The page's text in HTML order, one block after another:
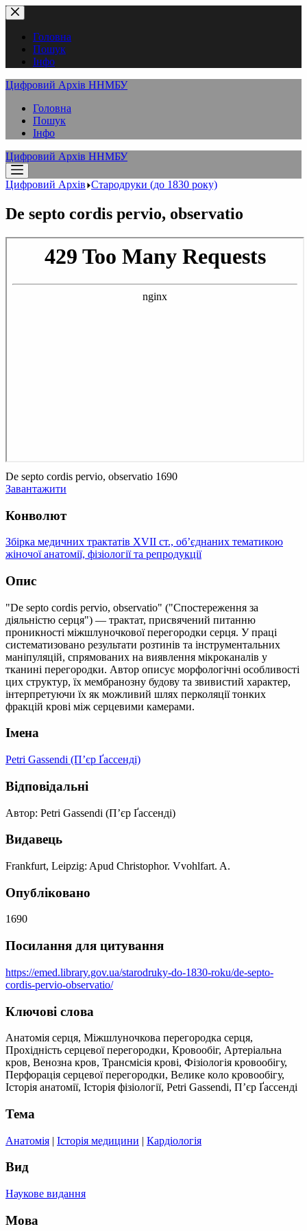
Перейти
до
вмістуГоловна
Пошук
Інфо
Цифровий Архів ННМБУ
Головна
Пошук
Інфо
Цифровий Архів ННМБУ
Цифровий Архів Стародруки (до 1830 року)
De septo cordis pervio, observatio
De septo cordis pervio, observatio 1690
Завантажити
Конволют
Збірка медичних трактатів XVII ст., об’єднаних тематикою
жіночої анатомії, фізіології та репродукції
Опис
"De septo cordis pervio, observatio" ("Спостереження за
діяльністю серця") — трактат, присвячений питанню
проникності міжшлуночкової перегородки серця. У праці
систематизовано результати розтинів та інструментальних
маніпуляцій, спрямованих на виявлення мікроканалів у
тканині перегородки. Автор описує морфологічні особливості
цих структур, їх мембранозну будову та звивистий характер,
інтерпретуючи їх як можливий шлях перколяції тонких
фракцій крові між серцевими камерами.
Імена
Petri Gassendi (П’єр Ґассенді)
Відповідальні
Автор: Petri Gassendi (П’єр Ґассенді)
Видавець
Frankfurt, Leipzig: Apud Christophor. Vvohlfart. A.
Опубліковано
1690
Посилання для цитування
https://emed.library.gov.ua/starodruky-do-1830-roku/de-septo-
cordis-pervio-observatio/
Ключові слова
Анатомія серця, Міжшлуночкова перегородка серця,
Прохідність серцевої перегородки, Кровообіг, Артеріальна
кров, Венозна кров, Трансмісія крові, Фізіологія кровообігу,
Перфорація серцевої перегородки, Велике коло кровообігу,
Історія анатомії, Історія фізіології, Petri Gassendi, П’єр Ґассенді
Тема
Анатомія | Історія медицини | Кардіологія
Вид
Наукове видання
Мова